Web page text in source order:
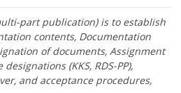
part publication) is to establish
contents, Documentation
of documents, Assignment
(KKS, RDS-PP),
and acceptance procedures,